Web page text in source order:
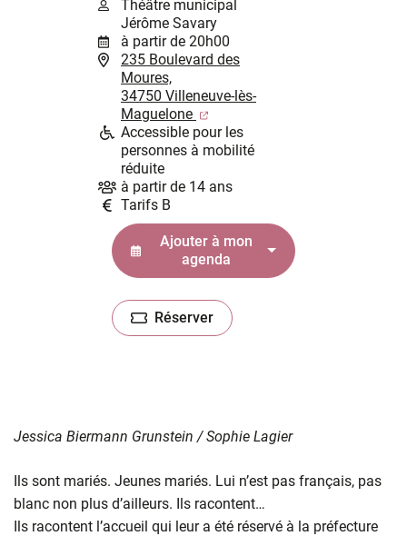
Théâtre municipal
Jérôme Savary
à partir de 20h00
235 Boulevard des
Moures,
34750 Villeneuve-lès-
Maguelone
(ouverture dans un nouvel
Accessible pour les
personnes à mobilité
réduite
à partir de 14 ans
Tarifs B
Ajouter à mon
agenda
Réserver
(ouverture dans un nouvel onglet)
Jessica Biermann Grunstein / Sophie Lagier
Ils sont mariés. Jeunes mariés. Lui n’est pas français, pas
blanc non plus d’ailleurs. Ils racontent…
Ils racontent l’accueil qui leur a été réservé à la préfecture